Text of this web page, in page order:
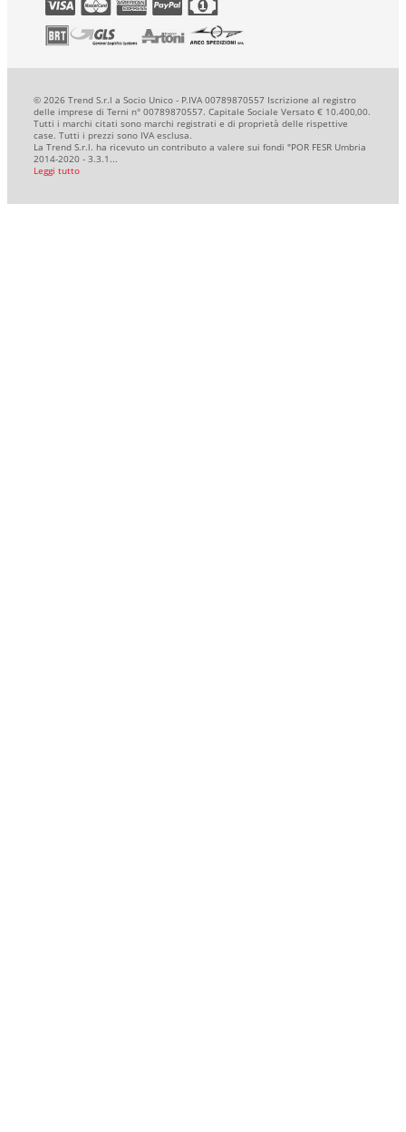
© 2026 Trend S.r.l a Socio Unico - P.IVA 00789870557 Iscrizione al registro
delle imprese di Terni n° 00789870557. Capitale Sociale Versato € 10.400,00.
Tutti i marchi citati sono marchi registrati e di proprietà delle rispettive
case. Tutti i prezzi sono IVA esclusa.
La Trend S.r.l. ha ricevuto un contributo a valere sui fondi "POR FESR Umbria
2014-2020 - 3.3.1...
Leggi tutto